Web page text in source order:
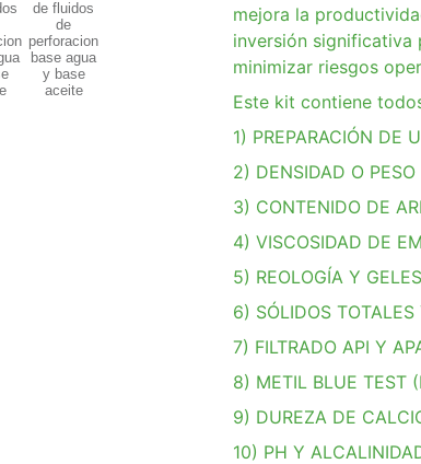
mejora la
inversión significativa
minimizar riesgos
Este kit contiene
1) PREPARACIÓN DE
2) DENSIDAD O
3) CONTENIDO DE
4) VISCOSIDAD DE
5) REOLOGÍA Y GELES
6) SÓLIDOS
7) FILTRADO API Y
8) METIL BLUE TEST
9) DUREZA DE
10) PH Y